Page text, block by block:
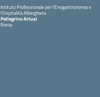
Istituto Professionale per l'Enogastronomia e
l'Ospitalità Alberghiera
Pellegrino Artusi
Roma